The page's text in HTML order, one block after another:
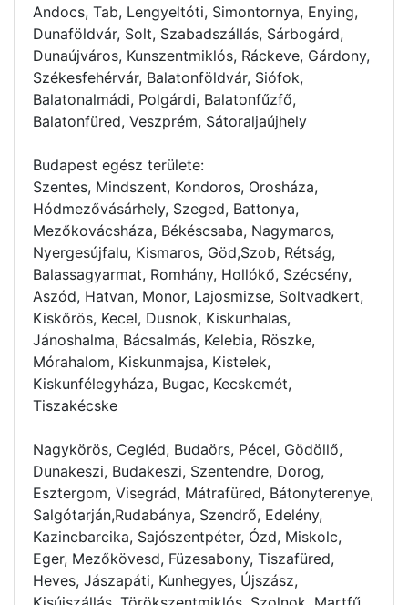
Andocs, Tab, Lengyeltóti, Simontornya, Enying,
Dunaföldvár, Solt, Szabadszállás, Sárbogárd,
Dunaújváros, Kunszentmiklós, Ráckeve, Gárdony,
Székesfehérvár, Balatonföldvár, Siófok,
Balatonalmádi, Polgárdi, Balatonfűzfő,
Balatonfüred, Veszprém, Sátoraljaújhely
Budapest egész területe:
Szentes, Mindszent, Kondoros, Orosháza,
Hódmezővásárhely, Szeged, Battonya,
Mezőkovácsháza, Békéscsaba, Nagymaros,
Nyergesújfalu, Kismaros, Göd,Szob, Rétság,
Balassagyarmat, Romhány, Hollókő, Szécsény,
Aszód, Hatvan, Monor, Lajosmizse, Soltvadkert,
Kiskőrös, Kecel, Dusnok, Kiskunhalas,
Jánoshalma, Bácsalmás, Kelebia, Röszke,
Mórahalom, Kiskunmajsa, Kistelek,
Kiskunfélegyháza, Bugac, Kecskemét,
Tiszakécske
Nagykörös, Cegléd, Budaörs, Pécel, Gödöllő,
Dunakeszi, Budakeszi, Szentendre, Dorog,
Esztergom, Visegrád, Mátrafüred, Bátonyterenye,
Salgótarján,Rudabánya, Szendrő, Edelény,
Kazincbarcika, Sajószentpéter, Ózd, Miskolc,
Eger, Mezőkövesd, Füzesabony, Tiszafüred,
Heves, Jászapáti, Kunhegyes, Újszász,